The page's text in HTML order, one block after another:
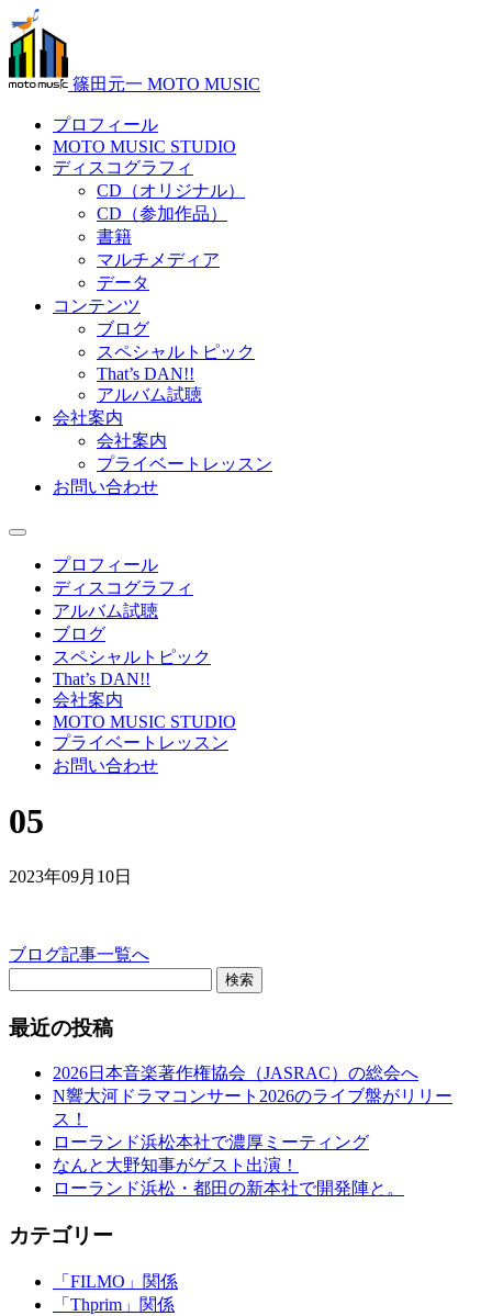
篠田元一 MOTO MUSIC
プロフィール
MOTO MUSIC STUDIO
ディスコグラフィ
CD（オリジナル）
CD（参加作品）
書籍
マルチメディア
データ
コンテンツ
ブログ
スペシャルトピック
That’s DAN!!
アルバム試聴
会社案内
会社案内
プライベートレッスン
お問い合わせ
プロフィール
ディスコグラフィ
アルバム試聴
ブログ
スペシャルトピック
That’s DAN!!
会社案内
MOTO MUSIC STUDIO
プライベートレッスン
お問い合わせ
05
2023年09月10日
ブログ記事一覧へ
検索
最近の投稿
2026日本音楽著作権協会（JASRAC）の総会へ
N響大河ドラマコンサート2026のライブ盤がリリー
ス！
ローランド浜松本社で濃厚ミーティング
なんと大野知事がゲスト出演！
ローランド浜松・都田の新本社で開発陣と。
カテゴリー
「FILMO」関係
「Thprim」関係